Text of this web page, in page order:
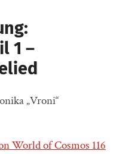
1 –
„Vroni“
World of Cosmos 116